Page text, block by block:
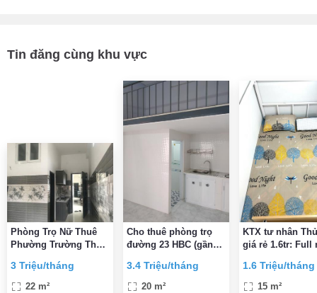
Tin đăng cùng khu vực
Phòng Trọ Nữ Thuê
Phường Trường Thọ-
3 Triệu/tháng
22 m²
Cho thuê phòng trọ
đường 23 HBC (gần
3.4 Triệu/tháng
20 m²
KTX tư nhân
giá rẻ 1.6tr: Full
bao điện nước,
giường 1m2
1.6 Triệu/tháng
15 m²